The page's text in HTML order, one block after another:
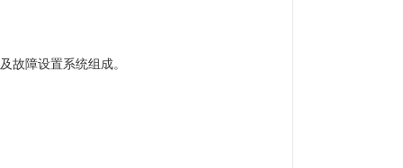
故障设置系统组成。